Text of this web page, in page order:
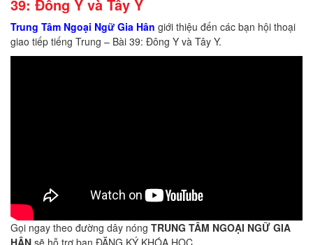
39: Đông Y và Tây Y
Trung Tâm Ngoại Ngữ Gia Hân giới thiệu đến các bạn hội thoại
giao tiếp tiếng Trung – Bài 39: Đông Y và Tây Y.
Gọi ngay theo đường dây nóng TRUNG TÂM NGOẠI NGỮ GIA